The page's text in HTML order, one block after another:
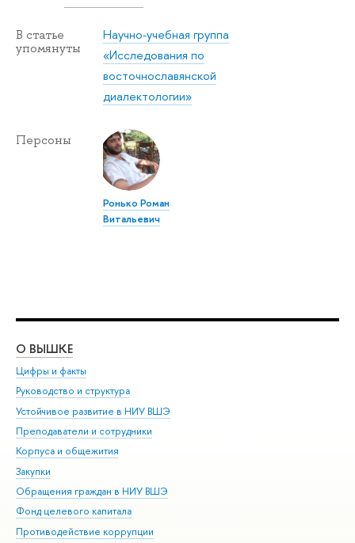
В статье
упомянуты
Научно-учебная группа
«Исследования по
восточнославянской
диалектологии»
Персоны
Ронько Роман
Витальевич
О ВЫШКЕ
Цифры и факты
Руководство и структура
Устойчивое развитие в НИУ ВШЭ
Преподаватели и сотрудники
Корпуса и общежития
Закупки
Обращения граждан в НИУ ВШЭ
Фонд целевого капитала
Противодействие коррупции